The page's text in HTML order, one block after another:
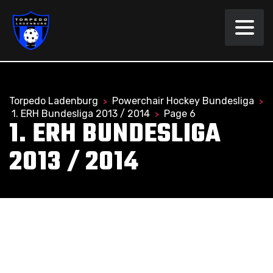
Torpedo Ladenburg > Powerchair Hockey Bundesliga >
1. ERH Bundesliga 2013 / 2014 > Page 6
1. ERH BUNDESLIGA
2013 / 2014